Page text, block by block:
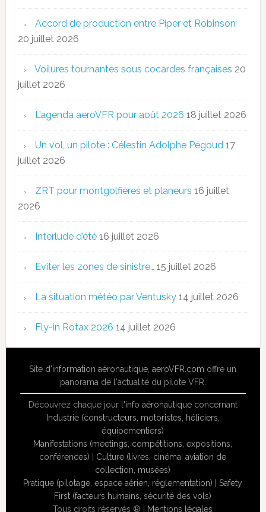
Accord de production entre Piper et Robinson
20 juillet 2026
Voilures tournantes sous cocardes françaises 20
juillet 2026
L’agenda aeroVFR pour août 2026 18 juillet 2026
Un vol, un pilote : Célestin Adolphe Pégoud 17
juillet 2026
ZRT pour montgolfières et planeurs 16 juillet
2026
Interlude d’été 16 juillet 2026
Eviter les zones de sinistre… 15 juillet 2026
La situation météo par Ventusky 14 juillet 2026
Fly-in Rotax 2026 14 juillet 2026
Site d'information aéronautique,aeroVFR.com offre un
panorama de l'actualité du pilote VFR.
Découvrez chaque jour l'info aéronautiqueconcernant
Industrie (constructeurs, motoristes, héliciers,
équipementiers)
Manifestations (meetings, compétitions, expositions,
conférences)
Culture (livres, cinéma, aviation de
collection, musées)
Pratique (pilotage, espace aérien, réglementation) |Safety
First (facteurs humains, sécurité des vols)
Tous droits réservés ® | Mentions légales